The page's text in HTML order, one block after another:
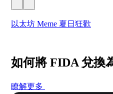
以太坊 Meme 夏日狂歡
如何將 FIDA 兌換
瞭解更多